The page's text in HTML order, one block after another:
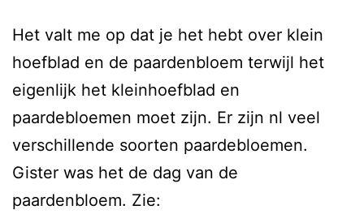
Het valt me op dat je het hebt over klein
hoefblad en de paardenbloem terwijl het
eigenlijk het kleinhoefblad en
paardebloemen moet zijn. Er zijn nl veel
verschillende soorten paardebloemen.
Gister was het de dag van de
paardenbloem. Zie: